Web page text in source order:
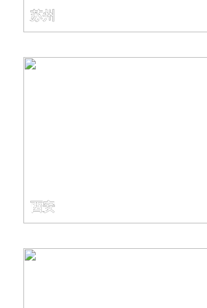
苏州
西安